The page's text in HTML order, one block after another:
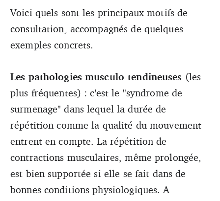
Voici quels sont les principaux motifs de
consultation, accompagnés de quelques
exemples concrets.
Les pathologies musculo-tendineuses (les
plus fréquentes) : c'est le "syndrome de
surmenage" dans lequel la durée de
répétition comme la qualité du mouvement
entrent en compte. La répétition de
contractions musculaires, même prolongée,
est bien supportée si elle se fait dans de
bonnes conditions physiologiques. A